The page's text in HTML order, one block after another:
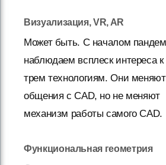
Визуализация, VR, AR
Может быть. С началом
наблюдаем всплеск интереса
трем технологиям. Они
общения с CAD, но не меняют
механизм работы самого CAD.
Функциональная геометрия